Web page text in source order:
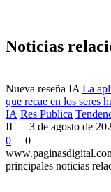
Noticias
Nueva reseña IA La
que recae en los seres
IA Res Publica
II — 3 de agosto de
0
0
principales noticias